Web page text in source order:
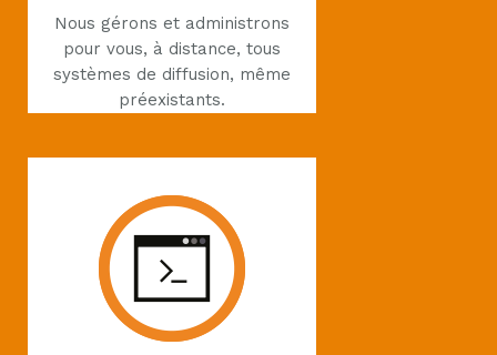
Nous gérons et administrons
pour vous, à distance, tous
systèmes de diffusion, même
préexistants.